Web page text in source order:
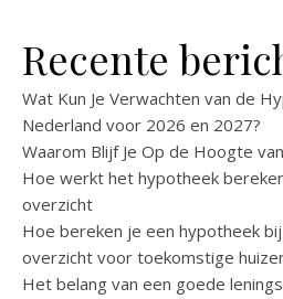
Recente
Wat Kun Je Verwachten van de
Nederland voor 2026 en 2027?
Waarom Blijf Je Op de Hoogte
Hoe werkt het hypotheek
overzicht
Hoe bereken je een hypotheek bij
overzicht voor toekomstige
Het belang van een goede